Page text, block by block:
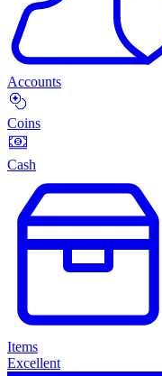
Accounts
Coins
Cash
Items
Excellent